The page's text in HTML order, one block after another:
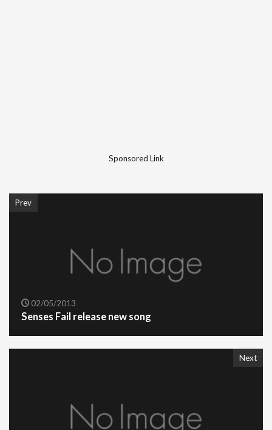
Sponsored Link
Prev
02/05/2013
Senses Fail release new song
Next